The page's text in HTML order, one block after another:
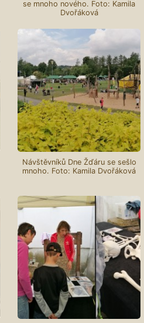
se mnoho nového. Foto: Kamila
Dvořáková
Návštěvníků Dne Žďáru se sešlo
mnoho. Foto: Kamila Dvořáková